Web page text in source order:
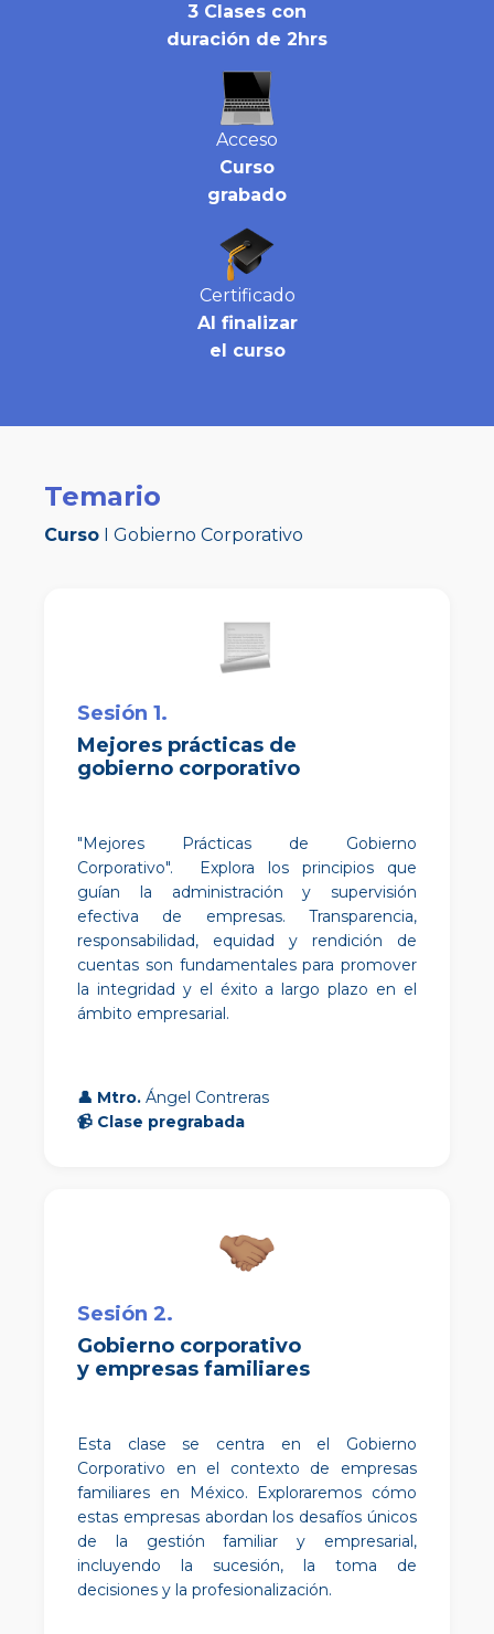
3 Clases con
duración de 2hrs
Acceso
Curso
grabado
Certificado
Al finalizar
el curso
Temario
Curso Gobierno Corporativo
Sesión 1.
Mejores prácticas de
gobierno corporativo
"Mejores Prácticas de Gobierno
Corporativo". Explora los principios que
guían la administración y supervisión
efectiva de empresas. Transparencia,
responsabilidad, equidad y rendición de
cuentas son fundamentales para promover
la integridad y el éxito a largo plazo en el
ámbito empresarial.
👤 Mtro. Ángel Contreras
📹 Clase pregrabada
Sesión 2.
Gobierno corporativo
y empresas familiares
Esta clase se centra en el Gobierno
Corporativo en el contexto de empresas
familiares en México. Exploraremos cómo
estas empresas abordan los desafíos únicos
de la gestión familiar y empresarial,
incluyendo la sucesión, la toma de
decisiones y la profesionalización.